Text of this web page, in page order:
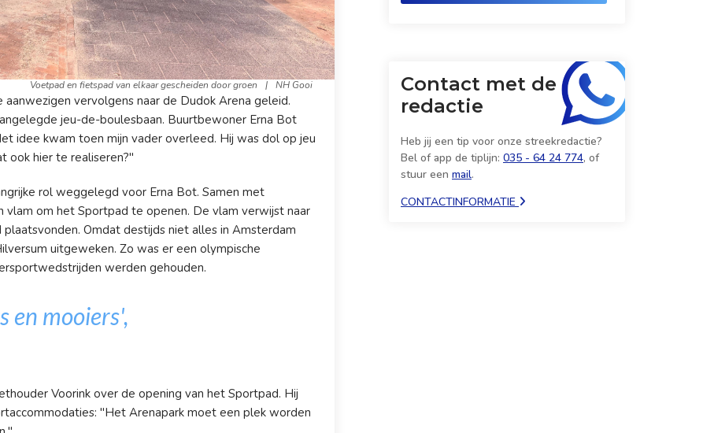
Voetpad en fietspad van elkaar gescheiden door groen | NH Gooi
vervolgens naar de Dudok Arena geleid.
jeu-de-boulesbaan. Buurtbewoner Erna Bot
idee kwam toen mijn vader overleed. Hij was dol op jeu
ook hier te realiseren?"
rol weggelegd voor Erna Bot. Samen met
om het Sportpad te openen. De vlam verwijst naar
Omdat destijds niet alles in Amsterdam
uitgeweken. Zo was er een olympische
werden gehouden.
en mooiers',
Voorink over de opening van het Sportpad. Hij
"Het Arenapark moet een plek worden
Contact met de
redactie
Heb jij een tip voor onze streekredactie?
Bel of app de tiplijn: 035 - 64 24 774, of
stuur een mail.
CONTACTINFORMATIE